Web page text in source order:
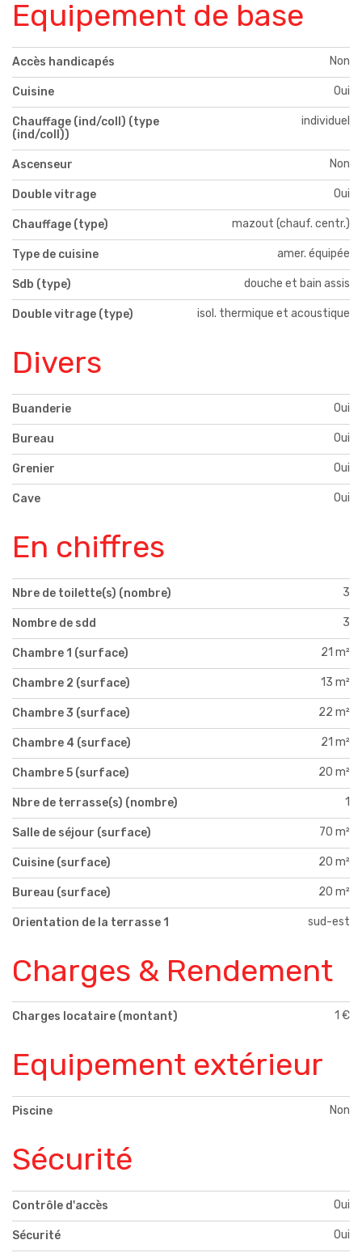
Equipement de base
Accès handicapés Non
Cuisine Oui
Chauffage (ind/coll) (type
(ind/coll))
individuel
Ascenseur Non
Double vitrage Oui
Chauffage (type) mazout (chauf. centr.)
Type de cuisine amer. équipée
Sdb (type) douche et bain assis
Double vitrage (type) isol. thermique et acoustique
Divers
Buanderie Oui
Bureau Oui
Grenier Oui
Cave Oui
En chiffres
Nbre de toilette(s) (nombre) 3
Nombre de sdd 3
Chambre 1 (surface) 21 m²
Chambre 2 (surface) 13 m²
Chambre 3 (surface) 22 m²
Chambre 4 (surface) 21 m²
Chambre 5 (surface) 20 m²
Nbre de terrasse(s) (nombre) 1
Salle de séjour (surface) 70 m²
Cuisine (surface) 20 m²
Bureau (surface) 20 m²
Orientation de la terrasse 1 sud-est
Charges & Rendement
Charges locataire (montant) 1 €
Equipement extérieur
Piscine Non
Sécurité
Contrôle d'accès Oui
Sécurité Oui